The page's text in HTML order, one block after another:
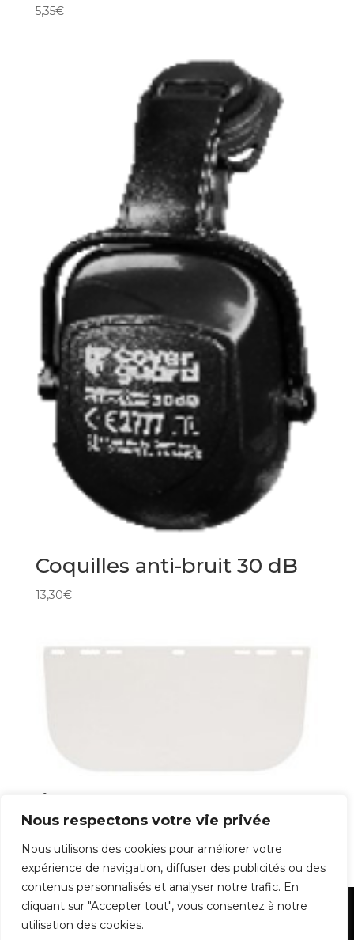
Nous respectons votre vie privée
Nous utilisons des cookies pour améliorer votre
expérience de navigation, diffuser des publicités ou des
contenus personnalisés et analyser notre trafic. En
cliquant sur "Accepter tout", vous consentez à notre
utilisation des cookies.
5,35€
Coquilles anti-bruit 30 dB
13,30€
Mentions Légales